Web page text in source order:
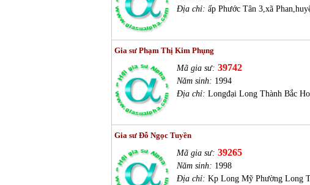
Địa chỉ: ấp Phước Tân 3,xã
Gia sư Phạm Thị Kim Phụng
Mã gia sư: 39742
Năm sinh: 1994
Địa chỉ: Longđại Long Thành Bắc
Gia sư Đỗ Ngọc Tuyền
Mã gia sư: 39265
Năm sinh: 1998
Địa chỉ: Kp Long Mỹ Phường Long